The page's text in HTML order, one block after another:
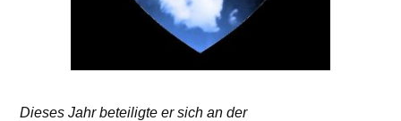
Dieses Jahr beteiligte er sich an der